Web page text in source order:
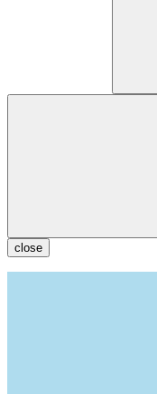
close